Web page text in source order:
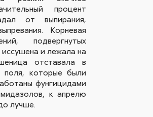
процент
от выпирания,
Корневая
подвергнутых
и лежала на
отставала в
поля, которые были
фунгицидами
к апрелю
лучше.